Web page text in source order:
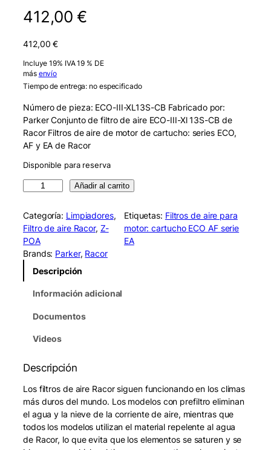
412,00€
412,00€
Incluye 19% IVA 19 % DE
más envío
Tiempo de entrega: no especificado
Número de pieza: ECO-III-XL13S-CB Fabricado por:
Parker Conjunto de filtro de aire ECO-III-Xl 13S-CB de
Racor Filtros de aire de motor de cartucho: series ECO,
AF y EA de Racor
Disponible para reserva
c
o
r
E
C
3
C
B
A
i
r
Añadir al carrito
Categoría: Limpiadores
Filtro de aire Racor, Z-
POA
Etiquetas: Filtros de aire para
motor: cartucho ECO AF serie
EA
Brands: Parker, Racor
Descripción
Información adicional
Documentos
Videos
Descripción
Los filtros de aire Racor siguen funcionando en los climas
más duros del mundo. Los modelos con prefiltro eliminan
el agua y la nieve de la corriente de aire, mientras que
todos los modelos utilizan el material repelente al agua
de Racor, lo que evita que los elementos se saturen y se